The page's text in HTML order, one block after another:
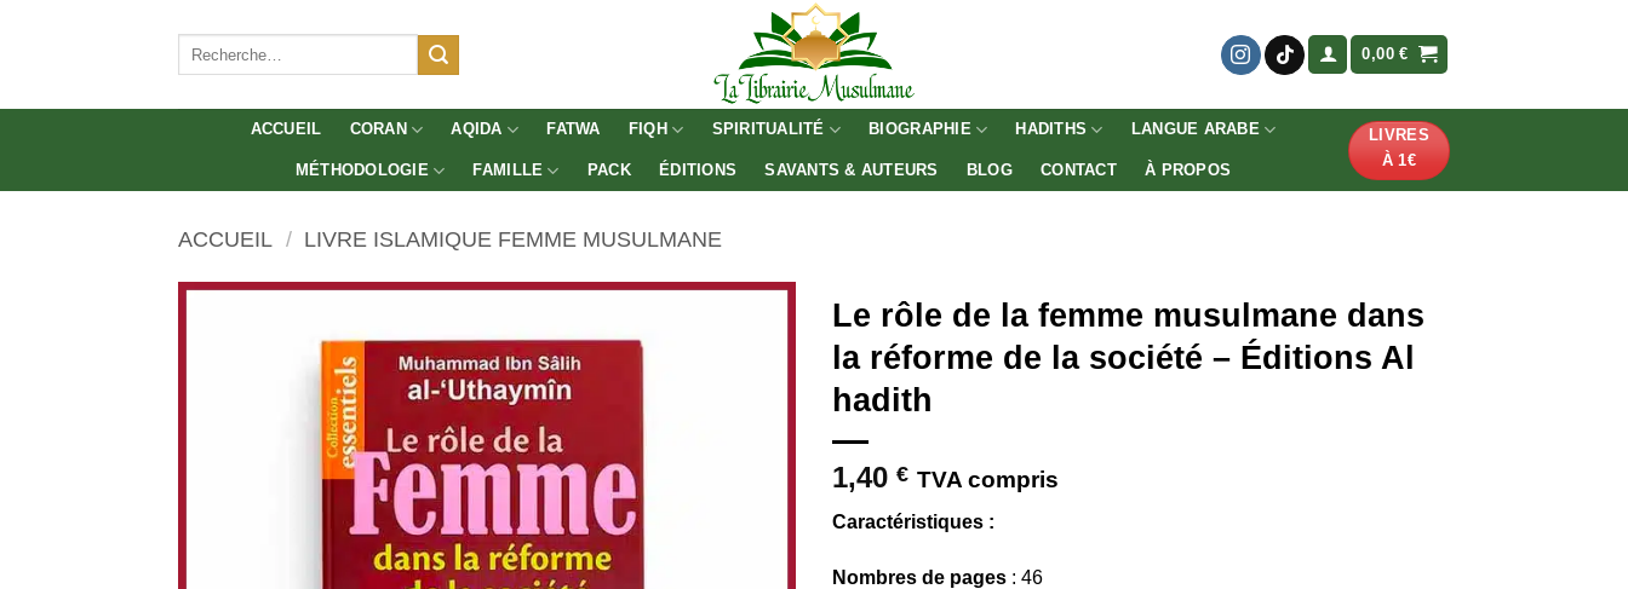
0,00€
ACCUEIL CORAN AQIDA FATWA FIQH SPIRITUALITÉ BIOGRAPHIE HADITHS LANGUE ARABE
MÉTHODOLOGIE FAMILLE PACK ÉDITIONS SAVANTS & AUTEURS BLOG CONTACT À PROPOS
LIVRES
À 1€
ACCUEIL / LIVRE ISLAMIQUE FEMME MUSULMANE
Le rôle de la femme musulmane dans
la réforme de la société – Éditions Al
hadith
1,40 € TVA compris
Caractéristiques :
Nombres de pages : 46